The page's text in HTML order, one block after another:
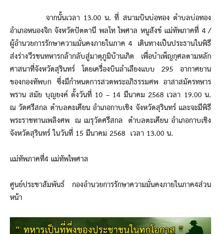
จากนั้นเวลา 13.00 น. ที่ สนามบินบ่อทอง ตำบลบ่อทอง
อำเภอหนองจิก จังหวัดปัตตานี พลโท ไพศาล หนูสังข์ แม่ทัพภาคที่ 4 /
ผู้อำนวยการรักษาความมั่นคงภายในภาค 4 เดินทางเป็นประธานในพิธี
ส่งร่างวีรชนทหารกล้ากลับสู่มาตุภูมิบ้านเกิด เพื่อบำเพ็ญกุศลตามหลัก
ศาสนาที่จังหวัดสุรินทร์ โดยเครื่องบินลำเลียงแบบ 295 อากาศยาน
ของกองทัพบก ซึ่งมีกำหนดการสวดพระอภิธรรมศพ อาสาสมัครทหาร
พราน สมัย บุญยงค์ ตั้งวันที่ 10 – 14 มีนาคม 2568 เวลา 19.00 น.
ณ วัดศรีสกล ตำบลคะเคียน อำเภอกาบเชิง จังหวัดสุรินทร์ และจะมีพิธี
พระราชทานเพลิงศพ ณ เมรุวัดศรีสกล ตำบลตะเคียน อำเภอกาบเชิง
จังหวัดสุรินทร์ ในวันที่ 15 มีนาคม 2568 เวลา 13.00 น.
แม่ทัพภาคที่4 แม่ทัพไพศาล
ศูนย์ประชาสัมพันธ์ กองอำนวยการรักษาความมั่นคงภายในภาค4ส่วน
หน้า